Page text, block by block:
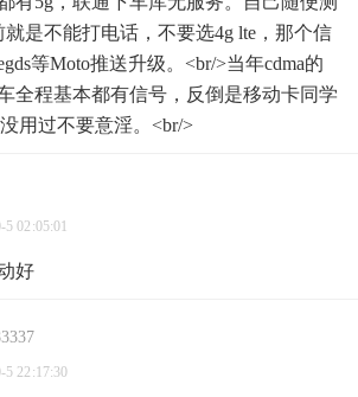
就是不能打电话，不要选4g lte，那个信
等Moto推送升级。<br/>当年cdma的
全程基本都有信号，反倒是移动卡同学
用过不要意淫。<br/>
02:05:01
好
5 22:17:30